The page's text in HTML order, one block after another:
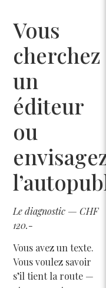
Vous
cherchez
un
éditeur
ou
Le diagnostic — CHF
120.-
Vous avez un texte.
Vous voulez savoir
s’il tient la route —